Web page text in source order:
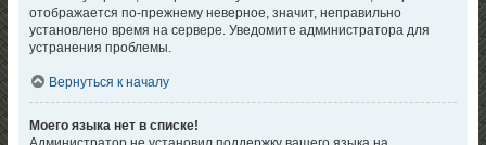
отображается по-прежнему неверное, значит, неправильно
установлено время на сервере. Уведомите администратора для
устранения проблемы.
Вернуться к началу
Моего языка нет в списке!